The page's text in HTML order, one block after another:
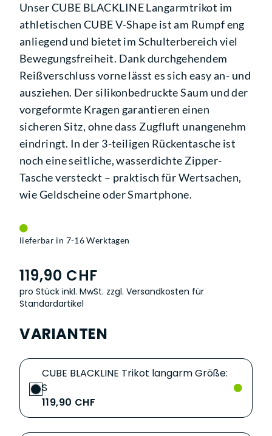
Unser CUBE BLACKLINE Langarmtrikot im
athletischen CUBE V-Shape ist am Rumpf eng
anliegend und bietet im Schulterbereich viel
Bewegungsfreiheit. Dank durchgehendem
Reißverschluss vorne lässt es sich easy an- und
ausziehen. Der silikonbedruckte Saum und der
vorgeformte Kragen garantieren einen
sicheren Sitz, ohne dass Zugfluft unangenehm
eindringt. In der 3-teiligen Rückentasche ist
noch eine seitliche, wasserdichte Zipper-
Tasche versteckt – praktisch für Wertsachen,
wie Geldscheine oder Smartphone.
lieferbar in 7-16 Werktagen
119,90 CHF
pro Stück inkl. MwSt. zzgl. Versandkosten für
Standardartikel
VARIANTEN
CUBE BLACKLINE Trikot langarm Größe:
S
119,90 CHF